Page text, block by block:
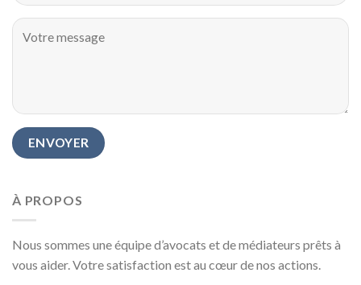
À PROPOS
Nous sommes une équipe d’avocats et de médiateurs prêts à
vous aider. Votre satisfaction est au cœur de nos actions.